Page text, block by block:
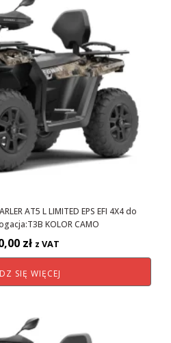
AT5 L LIMITED EPS EFI 4X4 do
KOLOR CAMO
zł z VAT
SIĘ WIĘCEJ